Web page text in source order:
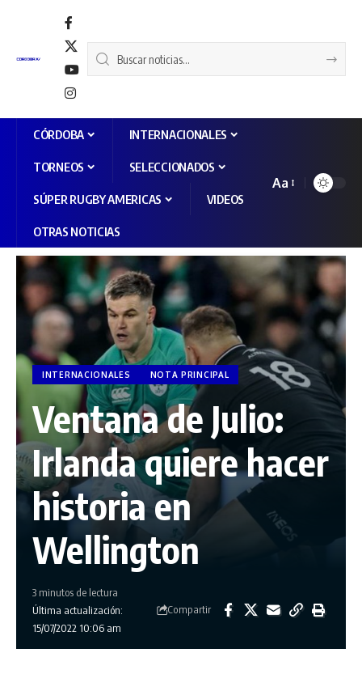
CÓRDOBA INTERNACIONALES
TORNEOS SELECCIONADOS
SÚPER RUGBY AMERICAS VIDEOS
OTRAS NOTICIAS
Aa
INTERNACIONALES NOTA PRINCIPAL
Ventana de Julio:
Irlanda quiere hacer
historia en
Wellington
Última actualización:
15/07/2022 10:06 am
3 minutos de lectura
Compartir